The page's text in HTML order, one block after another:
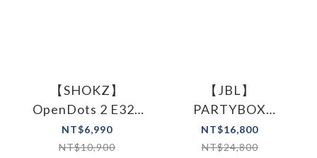
【SHOKZ】
OpenDots 2 E320
杜比音效開放式耳
夾藍牙耳機
NT$6,990
NT$10,900
【JBL】
PARTYBOX
ENCORE 2 PLUS 可
攜式AI派對燈光藍
NT$16,800
NT$24,800